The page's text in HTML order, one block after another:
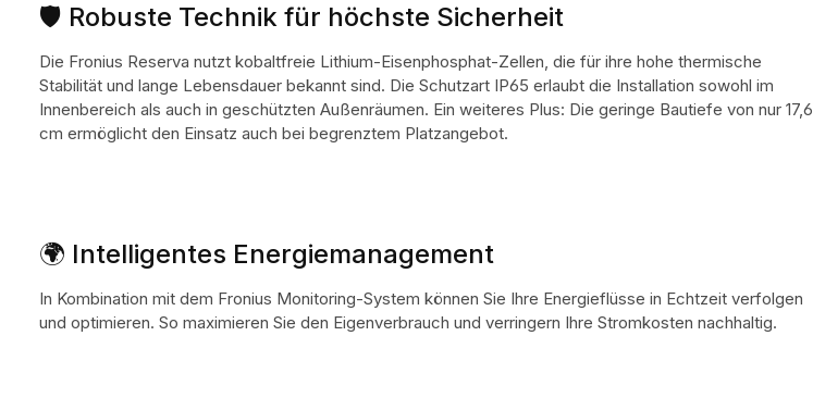
🛡️ Robuste Technik für höchste Sicherheit
Die Fronius Reserva nutzt kobaltfreie Lithium-Eisenphosphat-Zellen, die für ihre hohe thermische
Stabilität und lange Lebensdauer bekannt sind. Die Schutzart IP65 erlaubt die Installation sowohl im
Innenbereich als auch in geschützten Außenräumen. Ein weiteres Plus: Die geringe Bautiefe von nur 17,6
cm ermöglicht den Einsatz auch bei begrenztem Platzangebot.
🌍 Intelligentes Energiemanagement
In Kombination mit dem Fronius Monitoring-System können Sie Ihre Energieflüsse in Echtzeit verfolgen
und optimieren. So maximieren Sie den Eigenverbrauch und verringern Ihre Stromkosten nachhaltig.